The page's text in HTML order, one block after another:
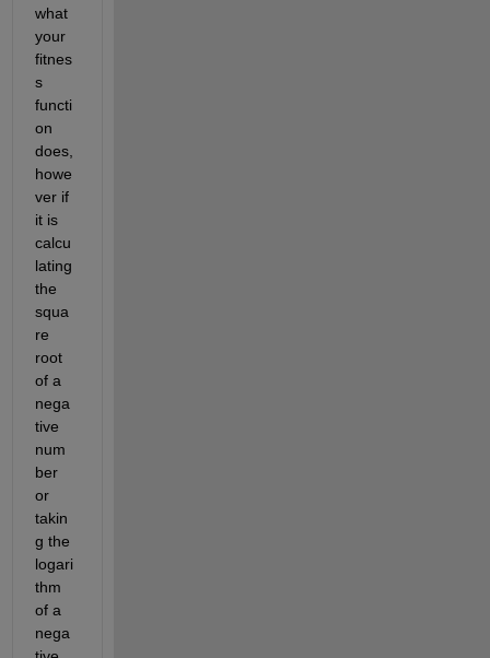
what
your
fitnes
s
functi
on
does,
howe
ver if
it is
calcu
lating
the
squa
re
root
of a
nega
tive
num
ber
or
takin
g the
logari
thm
of a
nega